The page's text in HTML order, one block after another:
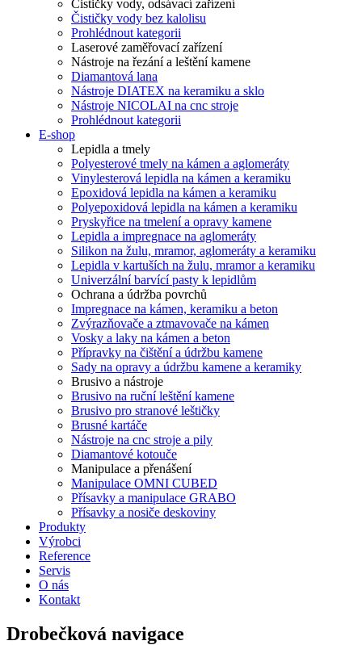
Čističky vody, odsávací zařízení
Čističky vody bez kalolisu
Prohlédnout kategorii
Laserové zaměřovací zařízení
Nástroje na řezání a leštění kamene
Diamantová lana
Nástroje DIATEX na keramiku a sklo
Nástroje NICOLAI na cnc stroje
Prohlédnout kategorii
E-shop
Lepidla a tmely
Polyesterové tmely na kámen a aglomeráty
Vinylesterová lepidla na kámen a keramiku
Epoxidová lepidla na kámen a keramiku
Polyepoxidová lepidla na kámen a keramiku
Pryskyřice na tmelení a opravy kamene
Lepidla a impregnace na aglomeráty
Silikon na žulu, mramor, aglomeráty a keramiku
Lepidla v kartuších na žulu, mramor a keramiku
Univerzální barvící pasty k lepidlům
Ochrana a údržba povrchů
Impregnace na kámen, keramiku a beton
Zvýrazňovače a ztmavovače na kámen
Vosky a laky na kámen a beton
Přípravky na čištění a údržbu kamene
Sady na opravy a údržbu kamene a keramiky
Brusivo a nástroje
Brusivo na ruční leštění kamene
Brusivo pro stranové leštičky
Brusné kartáče
Nástroje na cnc stroje a pily
Diamantové kotouče
Manipulace a přenášení
Manipulace OMNI CUBED
Přísavky a manipulace GRABO
Přísavky a nosiče deskoviny
Produkty
Výrobci
Reference
Servis
O nás
Kontakt
Drobečková navigace